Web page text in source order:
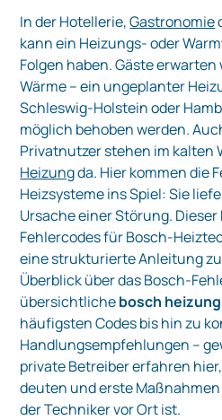
In der Hotellerie,Gastronomie
kann ein Heizungs- oder
Folgen haben. Gäste
Wärme – ein ungeplanter
Schleswig-Holstein oder
möglich behoben werden.
Privatnutzer stehen im kalten
Heizungda. Hier kommen die
Heizsysteme ins Spiel: Sie
Ursache einer Störung.
Fehlercodes für Bosch-
eine strukturierte Anleitung
Überblick über das Bosch-
übersichtlichebosch
häufigsten Codes bis hin zu
Handlungsempfehlungen –
private Betreiber erfahren
deuten und erste
der Techniker vor Ort ist.